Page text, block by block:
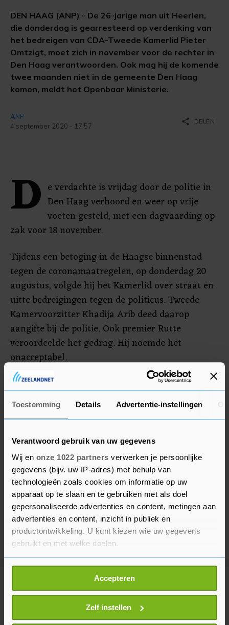
Toestemming Details Advertentie-instellingen
Verantwoord gebruik van uw gegevens
Wij en onze 1022 partners verwerken je persoonlijke
gegevens (bijv. uw IP-adres) met behulp van
technologieën zoals cookies om informatie op uw
apparaat op te slaan en te gebruiken met als doel
gepersonaliseerde advertenties en content, metingen aan
advertenties en content, inzicht in publiek en
productontwikkeling. U kunt kiezen wie uw gegevens
gebruikt en met welke doelen.
Als u het toestaat, willen we ook graag:
Informatie verzamelen over uw geografische
locatie, die tot een paar meter nauwkeurig kan zijn
Uw apparaat identificeren door het actief te
scannen op specifieke eigenschappen (fingerprinting)
Accepteren
Zelf instellen
DEN HAAG (ANP) - De 26-jarige man uit Heerlen,
die donderdag is gearresteerd op verdenking van
het bedreigen van CDA-Tweede Kamerlid Pieter
Omtzigt, moet zich in november voor de rechter in
Den Haag verantwoorden. Ook mag hij de komende
twee maanden niet in de gemeente Den Haag
komen, meldt het Openbaar Ministerie.
ANP
4 september 2020 - 17:57
share DELEN
D e verdachte is vrijdag door de politie in
Den Haag verhoord en weer op vrije
voeten gesteld, met een dagvaarding op
zak voor 18 november.
Tijdens een betoging in de Haagse binnenstad
tegen de coronamaatregelen, op donderdag 20
augustus, volgde hij het Kamerlid over straat en
uitte bedreigingen tegen de politicus. Tweede
Kamervoorzitter Khadija Arib deed daarop
aangifte bij de politie. Ook premier Rutte
veroordeelde het gedrag. Hij noemde het
onacceptabel.
Meer uit Binnenland
Drone ingezet om hotspots te